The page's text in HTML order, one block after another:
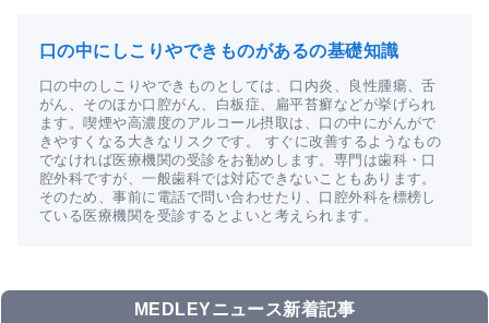
口の中にしこりやできものがあるの基礎知識
口の中のしこりやできものとしては、口内炎、良性腫瘍、舌
がん、そのほか口腔がん、白板症、扁平苔癬などが挙げられ
ます。喫煙や高濃度のアルコール摂取は、口の中にがんがで
きやすくなる大きなリスクです。 すぐに改善するようなもの
でなければ医療機関の受診をお勧めします。専門は歯科・口
腔外科ですが、一般歯科では対応できないこともあります。
そのため、事前に電話で問い合わせたり、口腔外科を標榜し
ている医療機関を受診するとよいと考えられます。
MEDLEYニュース新着記事